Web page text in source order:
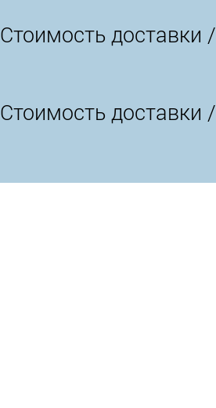
Стоимость доставки /
Стоимость доставки /